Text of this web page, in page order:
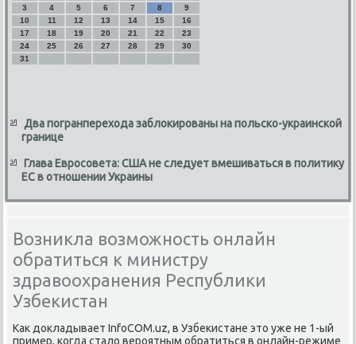
3
4 5 6 7 8
9
10
11 12 13 14 15
16
17
18 19 20 21 22
23
24
25 26 27 28 29
30
31
Два погранперехода заблокированы на польско-украинской
границе
Глава Евросовета: США не следует вмешиваться в политику
ЕС в отношении Украины
Возникла возможность онлайн
обратиться к министру
здравоохранения Республики
Узбекистан
Как докладывает InfoCOM.uz, в Узбеκистане это уже не 1-ый
пример, κогда стало верοятным обратиться в онлайн-режиме